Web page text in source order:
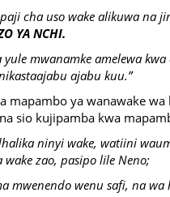
cha uso wake alikuwa na
YA NCHI.
yule mwanamke amelewa
ajabu kuu.”
mapambo ya wanawake
sio kujipamba kwa
ninyi wake, watiini
wake zao, pasipo lile Neno;
mwenendo wenu safi, na wa